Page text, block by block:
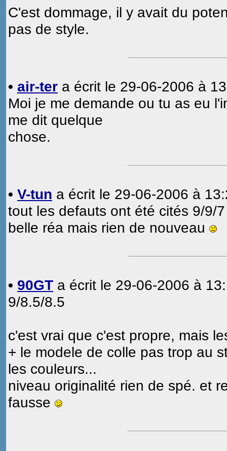
C'est dommage, il y avait du
pas de style.
• air-ter a écrit le 29-06-2006 à
Moi je me demande ou tu as eu
me dit quelque
chose.
• V-tun a écrit le 29-06-2006 à
tout les defauts ont été cités 9/9/7
belle réa mais rien de nouveau
• 90GT a écrit le 29-06-2006 à
9/8.5/8.5
c'est vrai que c'est propre, mais
+ le modele de colle pas trop au
les couleurs...
niveau originalité rien de spé. et
fausse